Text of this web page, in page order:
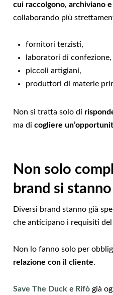
cui raccolgono, archiviano
collaborando più
fornitori terzisti,
laboratori di confezione,
piccoli artigiani,
produttori di materie
Non si tratta solo di
ma di cogliere
Non solo
brand si
Diversi brand stanno già
che anticipano i requisiti del
Non lo fanno solo per
relazione con il cliente.
Save The Duck e Rifò già